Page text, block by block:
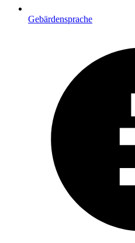
Gebärdensprache